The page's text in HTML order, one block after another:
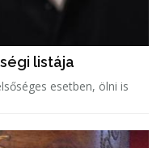
listája
esetben, ölni is